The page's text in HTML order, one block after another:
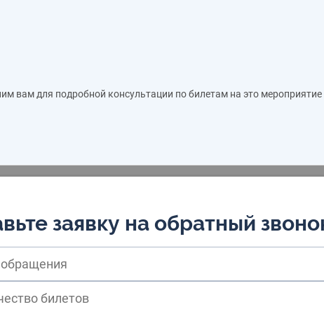
вам для подробной консультации по билетам на это мероприятие
заявку на обратный